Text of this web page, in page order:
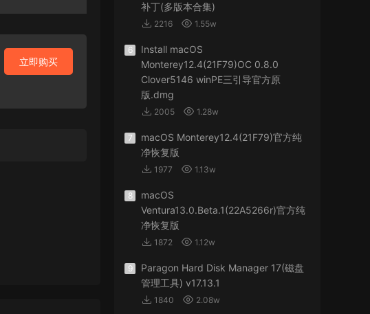
立即购买
补丁(多版本合集)
2216 1.55w
6
Install macOS
Monterey12.4(21F79)OC 0.8.0
Clover5146 winPE三引导官方原
版.dmg
2005 1.28w
7
macOS Monterey12.4(21F79)官方纯
净恢复版
1977 1.13w
8
macOS
Ventura13.0.Beta.1(22A5266r)官方纯
净恢复版
1872 1.12w
9
Paragon Hard Disk Manager 17(磁盘
管理工具) v17.13.1
1840 2.08w